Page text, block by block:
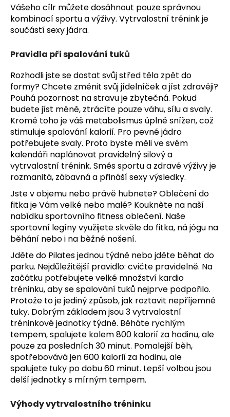
Vášeho cílr můžete dosáhnout pouze správnou
kombinací sportu a výživy. Vytrvalostní trénink je
součástí sexy jádra.
Pravidla při spalování tuků
Rozhodli jste se dostat svůj střed těla zpět do
formy? Chcete změnit svůj jídelníček a jíst zdravěji?
Pouhá pozornost na stravu je zbytečná. Pokud
budete jíst méně, ztrácíte pouze váhu, sílu a svaly.
Kromě toho je váš metabolismus úplně snížen, což
stimuluje spalování kalorií. Pro pevné jádro
potřebujete svaly. Proto byste měli ve svém
kalendáři naplánovat pravidelný silový a
vytrvalostní trénink. Směs sportu a zdravé výživy je
rozmanitá, zábavná a přináší sexy výsledky.
Jste v objemu nebo právě hubnete? Oblečení do
fitka je Vám velké nebo malé? Koukněte na naší
nabídku sportovního fitness oblečení. Naše
sportovní legínyvyužijete skvěle do fitka, ná jógu na
běhání nebo i na běžné nošení.
Jděte do Pilates jednou týdně nebo jděte běhat do
parku. Nejdůležitější pravidlo: cvičte pravidelně. Na
začátku potřebujete velké množství kardio
tréninku, aby se spalování tuků nejprve podpořilo.
Protože to je jediný způsob, jak roztavit nepříjemné
tuky. Dobrým základem jsou 3 vytrvalostní
tréninkové jednotky týdně. Běháte rychlým
tempem, spalujete kolem 800 kalorií za hodinu, ale
pouze za posledních 30 minut. Pomalejší běh,
spotřebovává jen 600 kalorií za hodinu, ale
spalujete tuky po dobu 60 minut. Lepší volbou jsou
delší jednotky s mírným tempem.
Výhody vytrvalostního tréninku
a
j
t
HLEDAT
D
o
o
r
u
č
u
j
e
m
e